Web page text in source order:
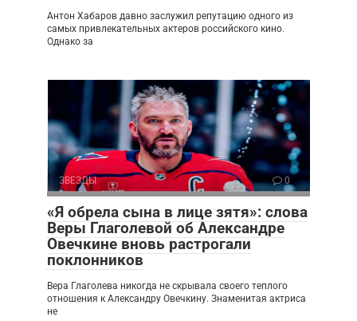
Антон Хабаров давно заслужил репутацию одного из
самых привлекательных актеров российского кино.
Однако за
ЗВЕЗДЫ 0
«Я обрела сына в лице зятя»: слова
Веры Глаголевой об Александре
Овечкине вновь растрогали
поклонников
Вера Глаголева никогда не скрывала своего теплого
отношения к Александру Овечкину. Знаменитая актриса
не